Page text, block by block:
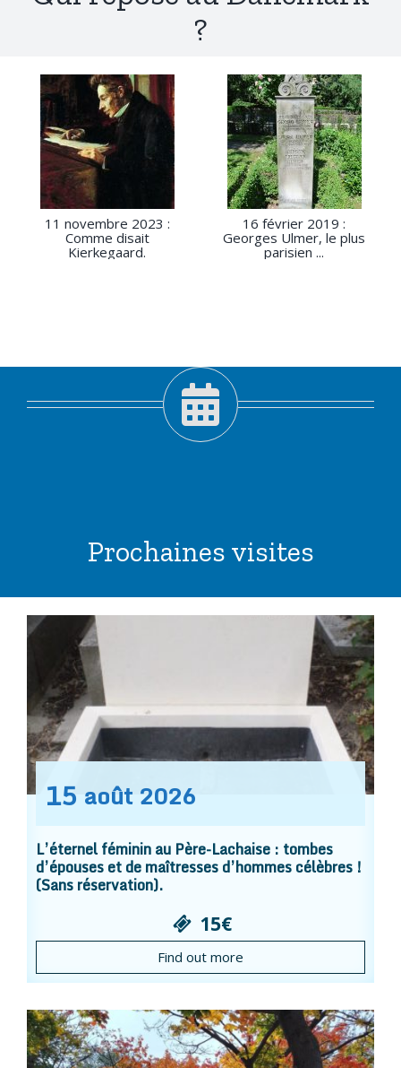
?
11 novembre 2023 :
Comme disait
Kierkegaard.
16 février 2019 :
Georges Ulmer, le plus
parisien ...
Prochaines visites
15 août 2026
L’éternel féminin au Père-Lachaise : tombes
d’épouses et de maîtresses d’hommes célèbres !
(Sans réservation).
15€
Find out more